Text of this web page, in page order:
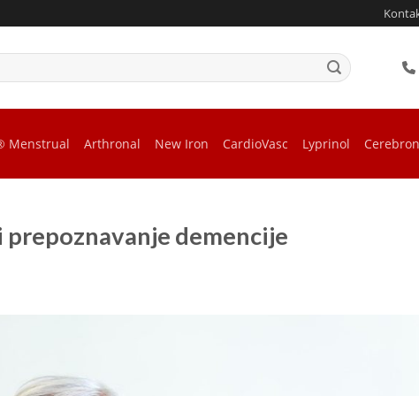
Menstrual Arthronal New Iron CardioVasc Lyprinol
demencije